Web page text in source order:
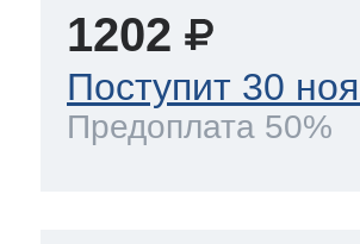
1202
Поступит 30
Предоплата 50%